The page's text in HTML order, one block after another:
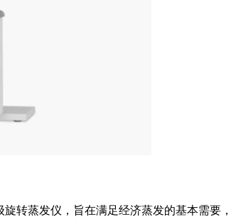
转蒸发仪，旨在满足经济蒸发的基本需要